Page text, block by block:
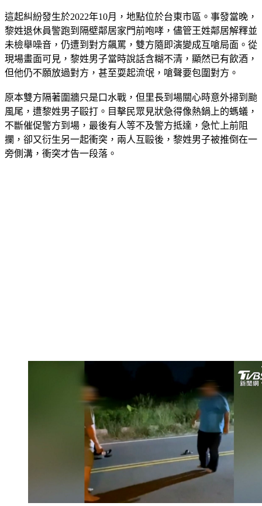
這起糾紛發生於2022年10月，地點位於台東市區。事發當晚，
黎姓退休員警跑到隔壁鄰居家門前咆哮，儘管王姓鄰居解釋並
未檢舉噪音，仍遭到對方飆罵，雙方隨即演變成互嗆局面。從
現場畫面可見，黎姓男子當時說話含糊不清，顯然已有飲酒，
但他仍不願放過對方，甚至耍起流氓，嗆聲要包圍對方。
原本雙方隔著圍牆只是口水戰，但里長到場關心時意外掃到颱
風尾，遭黎姓男子毆打。目擊民眾見狀急得像熱鍋上的螞蟻，
不斷催促警方到場，最後有人等不及警方抵達，急忙上前阻
攔，卻又衍生另一起衝突，兩人互毆後，黎姓男子被推倒在一
旁側溝，衝突才告一段落。